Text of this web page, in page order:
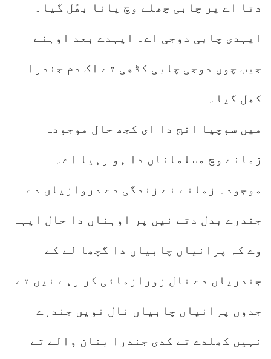
دتا اے پر چابی چھلے وچ پانا بھُل گیا۔
ایہدی چابی دوجی اے۔ ایہدے بعد اوہنے
جیب چوں دوجی چابی کڈھی تے اک دم جندرا
کھل گیا۔
میں سوچیا انج دا ای کجھ حال موجودہ
زمانے وچ مسلماناں دا ہو رہیا اے۔
موجودہ زمانے نے زندگی دے دروازیاں دے
جندرے بدل دتے نیں پر اوہناں دا حال ایہہ
وے کہ پرانیاں چابیاں دا گچھا لے کے
جندریاں دے نال زورازمائی کر رہے نیں تے
جدوں پرانیاں چابیاں نال نویں جندرے
نہیں کھلدے تے کدی جندرا بنان والے تے